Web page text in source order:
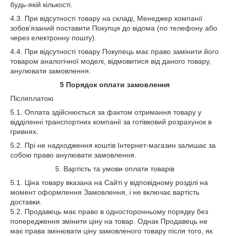
будь-якій кількості.
4.3. При відсутності товару на складі, Менеджер компанії
зобов'язаний поставити Покупця до відома (по телефону або
через електронну пошту).
4.4. При відсутності товару Покупець має право замінити його
товаром аналогічної моделі, відмовитися від даного товару,
анулювати замовлення.
5 Порядок оплати замовлення
Післяплатою
5.1. Оплата здійснюється за фактом отримання товару у
відділенні транспортних компанії за готівковий розрахунок в
гривнях.
5.2. Прі не надходження коштів Інтернет-магазин залишає за
собою право анулювати замовлення.
5. Вартість та умови оплати товарів
5.1. Ціна товару вказана на Сайті у відповідному розділі на
момент оформлення Замовлення, і не включає вартість
доставки.
5.2. Продавець має право в односторонньому порядку без
попередження змінити ціну на товар. Однак Продавець не
має права змінювати ціну замовленого товару після того, як